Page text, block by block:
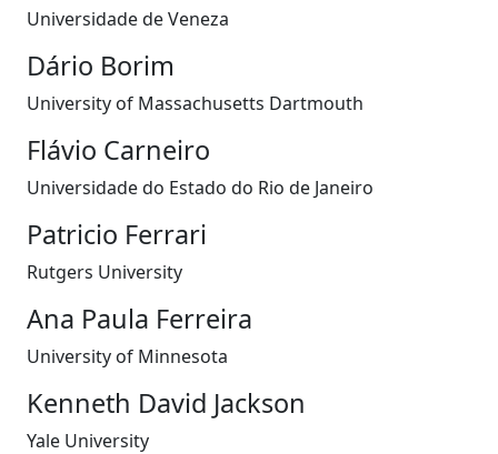
Universidade de Veneza
Dário Borim
University of Massachusetts Dartmouth
Flávio Carneiro
Universidade do Estado do Rio de Janeiro
Patricio Ferrari
Rutgers University
Ana Paula Ferreira
University of Minnesota
Kenneth David Jackson
Yale University